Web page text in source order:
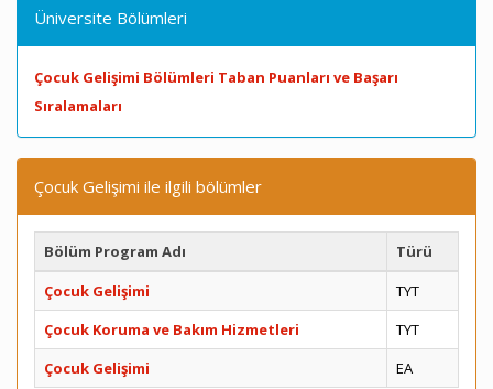
Üniversite Bölümleri
Çocuk Gelişimi Bölümleri Taban Puanları ve Başarı
Sıralamaları
Çocuk Gelişimi ile ilgili bölümler
Bölüm Program Adı
Türü
Çocuk Gelişimi
TYT
Çocuk Koruma ve Bakım Hizmetleri
TYT
Çocuk Gelişimi
EA